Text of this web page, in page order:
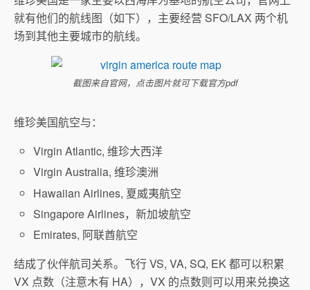
就有他们的航线图（如下），主要经营 SFO/LAX 两个机
场到其他主要城市的航线。
截图来自官网，点击图片就可下载官方pdf
维珍美国航空与：
Virgin Atlantic, 维珍大西洋
Virgin Australia, 维珍澳洲
Hawaiian Airlines, 夏威夷航空
Singapore Airlines，新加坡航空
Emirates, 阿联酋航空
结成了伙伴航司关系。飞行 VS, VA, SQ, EK 都可以积累
VX 点数（注意木有 HA），VX 的点数则可以用来兑换这